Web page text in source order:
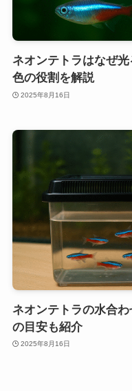
ネオンテトラはなぜ
色の役割を解説
2025年8月16日
ネオンテトラの水合
の目安も紹介
2025年8月16日